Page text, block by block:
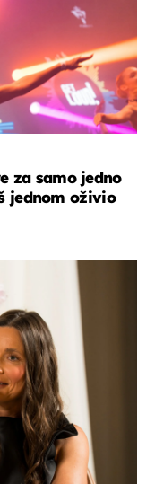
za samo jedno
jednom oživio